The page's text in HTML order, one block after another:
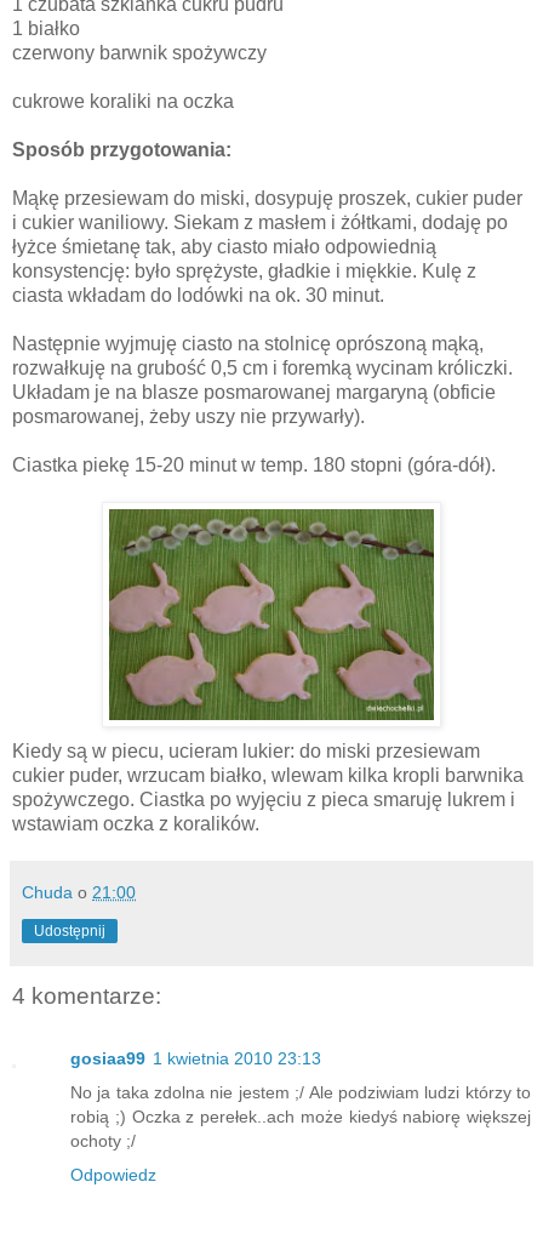
1 białko
czerwony barwnik spożywczy
cukrowe koraliki na oczka
Sposób przygotowania:
Mąkę przesiewam do miski, dosypuję proszek, cukier puder
i cukier waniliowy. Siekam z masłem i żółtkami, dodaję po
łyżce śmietanę tak, aby ciasto miało odpowiednią
konsystencję: było sprężyste, gładkie i miękkie. Kulę z
ciasta wkładam do lodówki na ok. 30 minut.
Następnie wyjmuję ciasto na stolnicę oprószoną mąką,
rozwałkuję na grubość 0,5 cm i foremką wycinam króliczki.
Układam je na blasze posmarowanej margaryną (obficie
posmarowanej, żeby uszy nie przywarły).
Ciastka piekę 15-20 minut w temp. 180 stopni (góra-dół).
Kiedy są w piecu, ucieram lukier: do miski przesiewam
cukier puder, wrzucam białko, wlewam kilka kropli barwnika
spożywczego. Ciastka po wyjęciu z pieca smaruję lukrem i
wstawiam oczka z koralików.
Chuda o 21:00
Udostępnij
4 komentarze:
gosiaa99 1 kwietnia 2010 23:13
No ja taka zdolna nie jestem ;/ Ale podziwiam ludzi którzy to
robią ;) Oczka z perełek..ach może kiedyś nabiorę większej
ochoty ;/
Odpowiedz